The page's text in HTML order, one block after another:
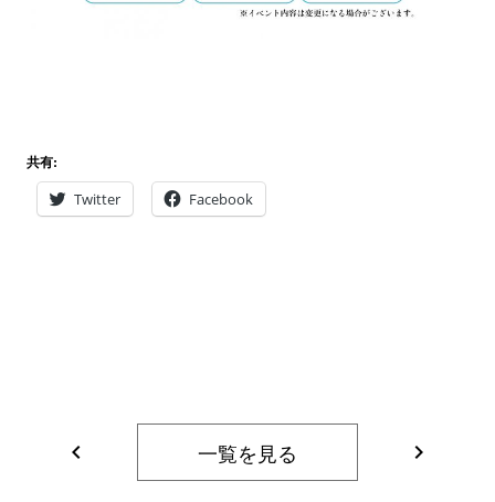
共有:
Twitter
Facebook
navigate_before 一覧を見る navigate_next